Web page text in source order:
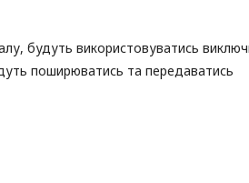
будуть використовуватись
поширюватись та передаватись